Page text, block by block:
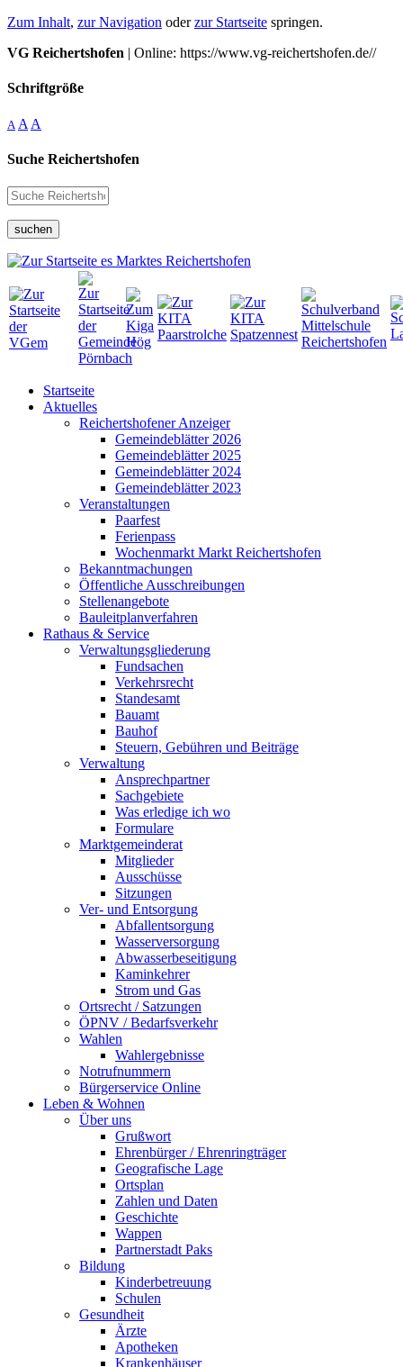
Zum Inhalt, zur Navigation oderzur Startseite springen.
VG Reichertshofen | Online: https://www.vg-reichertshofen.de//
Schriftgröße
A A A
Suche Reichertshofen
suchen
Startseite
Aktuelles
Reichertshofener Anzeiger
Gemeindeblätter 2026
Gemeindeblätter 2025
Gemeindeblätter 2024
Gemeindeblätter 2023
Veranstaltungen
Paarfest
Ferienpass
Wochenmarkt Markt Reichertshofen
Bekanntmachungen
Öffentliche Ausschreibungen
Stellenangebote
Bauleitplanverfahren
Rathaus & Service
Verwaltungsgliederung
Fundsachen
Verkehrsrecht
Standesamt
Bauamt
Bauhof
Steuern, Gebühren und Beiträge
Verwaltung
Ansprechpartner
Sachgebiete
Was erledige ich wo
Formulare
Marktgemeinderat
Mitglieder
Ausschüsse
Sitzungen
Ver- und Entsorgung
Abfallentsorgung
Wasserversorgung
Abwasserbeseitigung
Kaminkehrer
Strom und Gas
Ortsrecht / Satzungen
ÖPNV / Bedarfsverkehr
Wahlen
Wahlergebnisse
Notrufnummern
Bürgerservice Online
Leben & Wohnen
Über uns
Grußwort
Ehrenbürger / Ehrenringträger
Geografische Lage
Ortsplan
Zahlen und Daten
Geschichte
Wappen
Partnerstadt Paks
Bildung
Kinderbetreuung
Schulen
Gesundheit
Ärzte
Apotheken
Krankenhäuser